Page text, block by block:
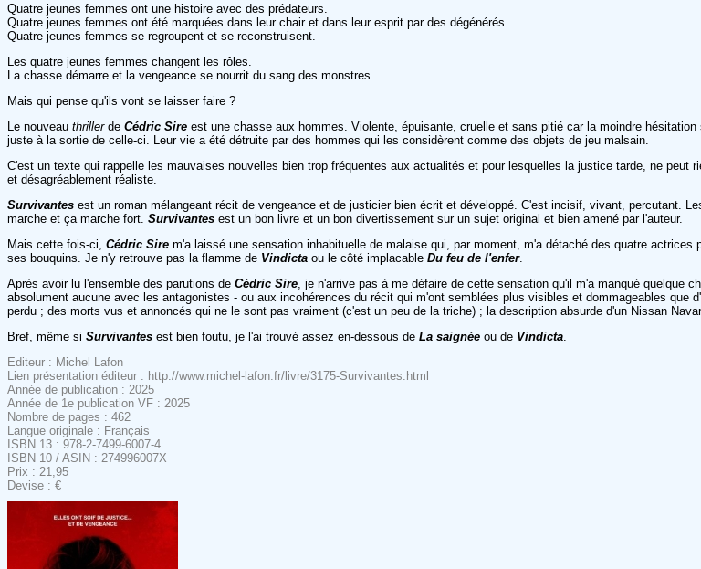
Quatre jeunes femmes ont une histoire avec des prédateurs.
Quatre jeunes femmes ont été marquées dans leur chair et dans leur esprit par des dégénérés.
Quatre jeunes femmes se regroupent et se reconstruisent.
Les quatre jeunes femmes changent les rôles.
La chasse démarre et la vengeance se nourrit du sang des monstres.
Mais qui pense qu'ils vont se laisser faire ?
Le nouveau thriller de Cédric Sire est une chasse aux hommes. Violente, épuisante, cruelle et sans pitié car la moindre
juste à la sortie de celle-ci. Leur vie a été détruite par des hommes qui les considèrent comme des objets de jeu malsain.
C'est un texte qui rappelle les mauvaises nouvelles bien trop fréquentes aux actualités et pour lesquelles la justice tarde, ne peut
et désagréablement réaliste.
Survivantes est un roman mélangeant récit de vengeance et de justicier bien écrit et développé. C'est incisif, vivant, percutant.
marche et ça marche fort. Survivantes est un bon livre et un bon divertissement sur un sujet original et bien amené par l'auteur.
Mais cette fois-ci, Cédric Sire m'a laissé une sensation inhabituelle de malaise qui, par moment, m'a détaché des quatre
ses bouquins. Je n'y retrouve pas la flamme de Vindicta ou le côté implacable Du feu de l'enfer.
Après avoir lu l'ensemble des parutions de Cédric Sire , je n'arrive pas à me défaire de cette sensation qu'il m'a manqué
absolument aucune avec les antagonistes - ou aux incohérences du récit qui m'ont semblées plus visibles et dommageables
perdu ; des morts vus et annoncés qui ne le sont pas vraiment (c'est un peu de la triche) ; la description absurde d'un Nissan
Bref, même si Survivantes est bien foutu, je l'ai trouvé assez en-dessous de La saignée ou de Vindicta
Editeur : Michel Lafon
Lien présentation éditeur : http://www.michel-lafon.fr/livre/3175-Survivantes.html
Année de publication : 2025
Année de 1e publication VF : 2025
Nombre de pages : 462
Langue originale : Français
ISBN 13 : 978-2-7499-6007-4
ISBN 10 / ASIN : 274996007X
Prix : 21,95
Devise : €